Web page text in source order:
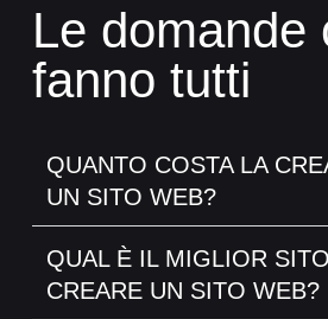
Le domande
fanno tutti
QUANTO COSTA LA
UN SITO WEB?
QUAL È IL MIGLIOR
CREARE UN SITO WEB?